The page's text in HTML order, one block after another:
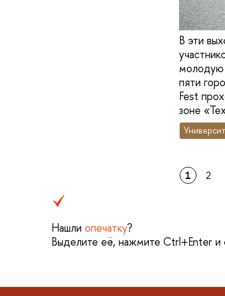
В эти
молодую
пяти
Fest
зоне
1 2
Нашли опечатку?
Выделите её, нажмите Ctrl+Enter и